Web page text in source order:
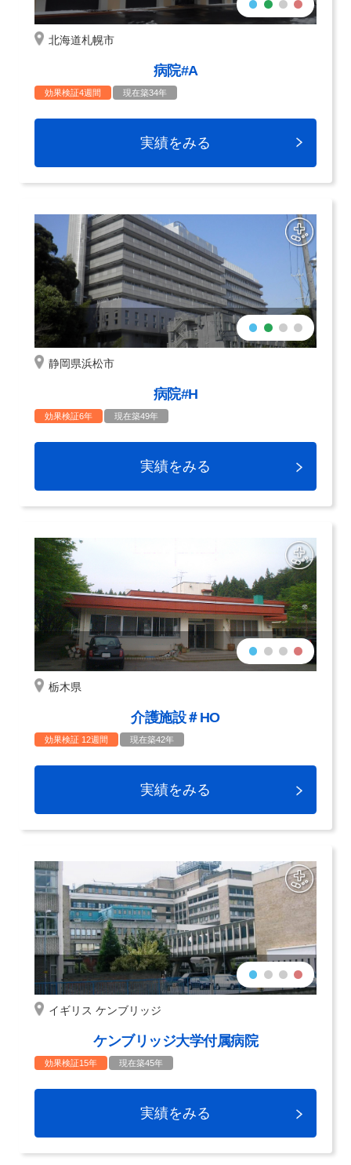
北海道札幌市
病院#A
効果検証4週間 現在築34年
実績をみる
静岡県浜松市
病院#H
効果検証6年 現在築49年
実績をみる
栃木県
介護施設＃HO
効果検証 12週間 現在築42年
実績をみる
イギリス ケンブリッジ
ケンブリッジ大学付属病院
効果検証15年 現在築45年
実績をみる